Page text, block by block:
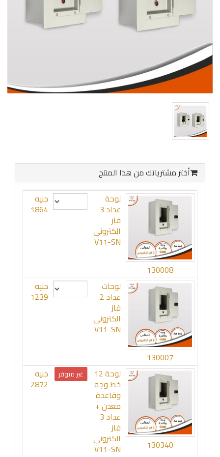
أختر مشترياتك من هذا المنتج
130008
لوحة
عداد 3
فاز
الكترونى
V11-SN
جنيه
1864
130007
لوحات
عداد 2
فاز
الكترونى
V11-SN
جنيه
1239
130340
لوحة 12
خط وجة
وقاعدة
معدن +
عداد 3
فاز
الكترونى
V11-SN
غير متوفر جنيه
2872